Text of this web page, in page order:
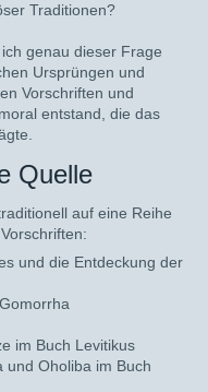
Traditionen?
genau dieser Frage
Ursprüngen und
Vorschriften und
entstand, die das
Quelle
auf eine Reihe
und die Entdeckung der
im Buch Levitikus
und Oholiba im Buch